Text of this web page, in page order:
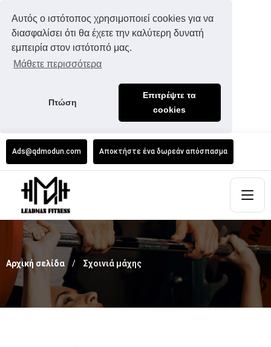
Αυτός ο ιστότοπος χρησιμοποιεί cookies για να
διασφαλίσει ότι θα έχετε την καλύτερη δυνατή
εμπειρία στον ιστότοπό μας.
Μάθετε περισσότερα
Πτώση
Επιτρέψτε τα
cookies
Ads@qdmodun.com Αποκτήστε ένα δωρεάν απόσπασμα
Αρχική σελίδα Σχοινιά μάχης